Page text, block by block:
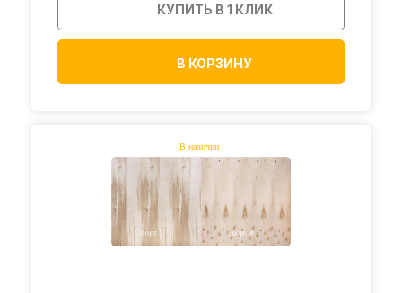
КУПИТЬ В 1 КЛИК
В КОРЗИНУ